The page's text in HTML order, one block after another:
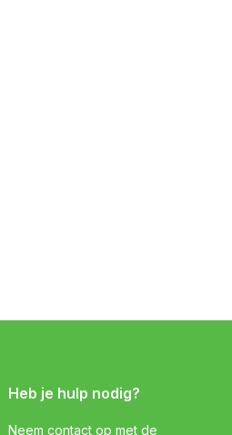
Heb je hulp nodig?
Neem contact op met de